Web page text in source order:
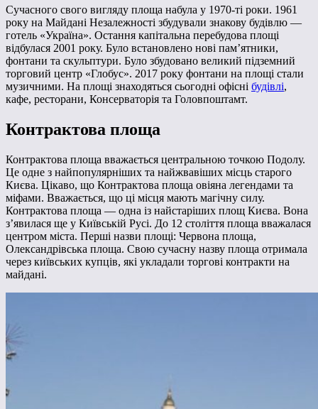
Сучасного свого вигляду площа набула у 1970-ті роки. 1961
року на Майдані Незалежності збудували знакову будівлю —
готель «Україна». Остання капітальна перебудова площі
відбулася 2001 року. Було встановлено нові пам’ятники,
фонтани та скульптури. Було збудовано великий підземний
торговий центр «Глобус». 2017 року фонтани на площі стали
музичними. На площі знаходяться сьогодні офісні будівлі,
кафе, ресторани, Консерваторія та Головпоштамт.
Контрактова площа
Контрактова площа вважається центральною точкою Подолу.
Це одне з найпопулярніших та найжвавіших місць старого
Києва. Цікаво, що Контрактова площа овіяна легендами та
міфами. Вважається, що ці місця мають магічну силу.
Контрактова площа — одна із найстаріших площ Києва. Вона
з’явилася ще у Київській Русі. До 12 століття площа вважалася
центром міста. Перші назви площі: Червона площа,
Олександрівська площа. Свою сучасну назву площа отримала
через київських купців, які укладали торгові контракти на
майдані.